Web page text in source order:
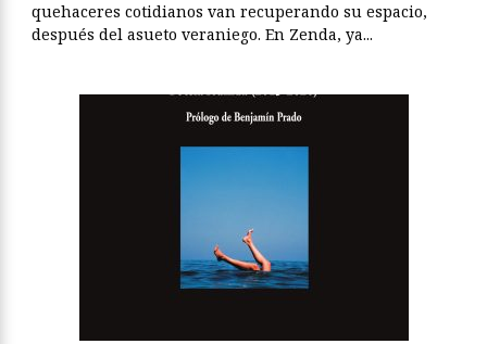
quehaceres cotidianos van recuperando su espacio,
después del asueto veraniego. En Zenda, ya...